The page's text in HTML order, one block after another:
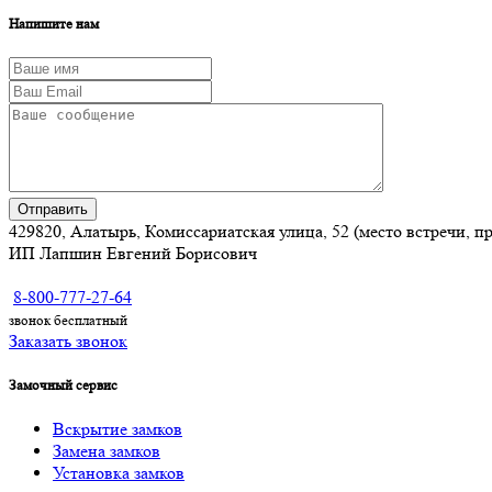
Напишите нам
Отправить
429820, Алатырь, Комиссариатская улица, 52 (место встречи,
ИП Лапшин Евгений Борисович
8-800-777-27-64
звонок бесплатный
Заказать звонок
Замочный сервис
Вскрытие замков
Замена замков
Установка замков